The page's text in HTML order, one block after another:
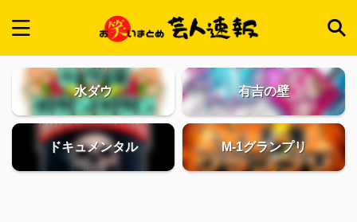
水ダウ 有吉の壁
ドキュメンタル M-1グランプリ